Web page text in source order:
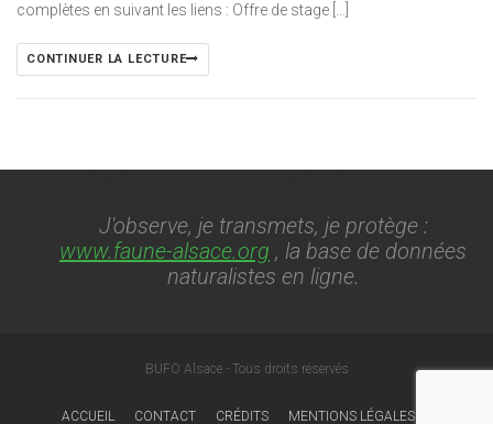
complètes en suivant les liens : Offre de stage […]
CONTINUER LA LECTURE
J'observe, je transmets, je protège :
www.faune-alsace.org , la base de données
naturalistes en ligne.
BUFO Alsace - Tous droits réservés
ACCUEIL CONTACT CRÉDITS MENTIONS LÉGALES